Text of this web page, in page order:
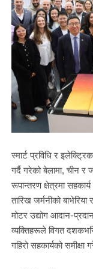
स्मार्ट प्रविधि र इलेक्ट्रिक
गर्दै गरेको बेलामा, चीन र
रूपान्तरण क्षेत्रमा
तारिख जर्मनीको
मोटर उद्योग आदान-
व्यक्तिहरूले विगत
गहिरो सहकार्यको समीक्षा